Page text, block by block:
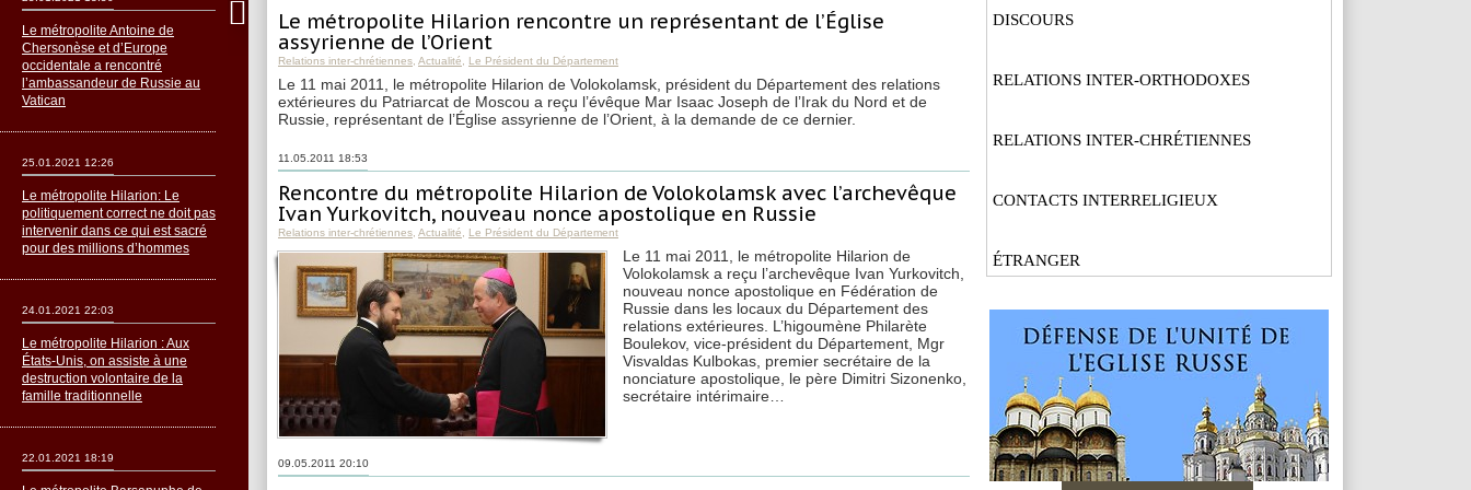
Le métropolite Hilarion rencontre un représentant de l’Église
assyrienne de l’Orient
Relations inter-chrétiennes Actualité Le Président du Département
Le 11 mai 2011, le métropolite Hilarion de Volokolamsk, président du Département des relations
extérieures du Patriarcat de Moscou a reçu l’évêque Mar Isaac Joseph de l’Irak du Nord et de
Russie, représentant de l’Église assyrienne de l’Orient, à la demande de ce dernier.
11.05.2011 18:53
Rencontre du métropolite Hilarion de Volokolamsk avec l’archevêque
Ivan Yurkovitch, nouveau nonce apostolique en Russie
Relations inter-chrétiennes Actualité Le Président du Département
Le 11 mai 2011, le métropolite Hilarion de
Volokolamsk a reçu l’archevêque Ivan Yurkovitch,
nouveau nonce apostolique en Fédération de
Russie dans les locaux du Département des
relations extérieures. L’higoumène Philarète
Boulekov, vice-président du Département, Mgr
Visvaldas Kulbokas, premier secrétaire de la
nonciature apostolique, le père Dimitri Sizonenko,
secrétaire intérimaire…
09.05.2011 20:10
DISCOURS
RELATIONS INTER-ORTHODOXES
RELATIONS INTER-CHRÉTIENNES
CONTACTS INTERRELIGIEUX
ÉTRANGER
Le métropolite Antoine de
Chersonèse et d’Europe
occidentale a rencontré
l’ambassandeur de Russie au
Vatican
25.01.2021 12:26
Le métropolite Hilarion: Le
politiquement correct ne doit pas
intervenir dans ce qui est sacré
pour des millions d’hommes
24.01.2021 22:03
Le métropolite Hilarion : Aux
États-Unis, on assiste à une
destruction volontaire de la
famille traditionnelle
22.01.2021 18:19